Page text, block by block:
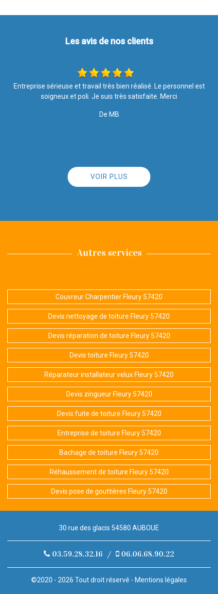
Les avis de nos clients
Les travaux ont été effectués avec soin et rapidité. Merci pour
votre intervention, le résultat est top ????. Je recommande l
VOIR PLUS
Autres services
Couvreur Charpentier Fleury 57420
Devis nettoyage de toiture Fleury 57420
Devis réparation de toiture Fleury 57420
Devis toiture Fleury 57420
Réparateur installateur velux Fleury 57420
Devis zingueur Fleury 57420
Devis fuite de toiture Fleury 57420
Entreprise de toiture Fleury 57420
Bachage de toiture Fleury 57420
Réhaussement de toiture Fleury 57420
Devis pose de gouttières Fleury 57420
30 rue des glacis 54580 AUBOUE
03.59.28.32.16 / 06.06.68.90.22
©2020 - 2026 Tout droit réservé - Mentions légales